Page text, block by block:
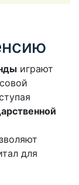
играют
для